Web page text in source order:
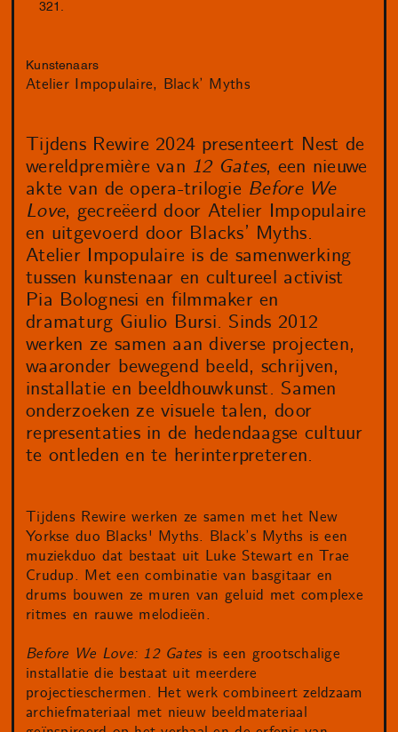
321.
Kunstenaars
Atelier Impopulaire Black’ Myths
Tijdens Rewire 2024 presenteert Nest de
wereldpremière van 12 Gates, een nieuwe
akte van de opera-trilogie Before We
Love, gecreëerd door Atelier Impopulaire
en uitgevoerd door Blacks’ Myths.
Atelier Impopulaire is de samenwerking
tussen kunstenaar en cultureel activist
Pia Bolognesi en filmmaker en
dramaturg Giulio Bursi. Sinds 2012
werken ze samen aan diverse projecten,
waaronder bewegend beeld, schrijven,
installatie en beeldhouwkunst. Samen
onderzoeken ze visuele talen, door
representaties in de hedendaagse cultuur
te ontleden en te herinterpreteren.
Tijdens Rewire werken ze samen met het New
Yorkse duo Blacks' Myths. Black’s Myths is een
muziekduo dat bestaat uit Luke Stewart en Trae
Crudup. Met een combinatie van basgitaar en
drums bouwen ze muren van geluid met complexe
ritmes en rauwe melodieën.
Before We Love: 12 Gates is een grootschalige
installatie die bestaat uit meerdere
projectieschermen. Het werk combineert zeldzaam
archiefmateriaal met nieuw beeldmateriaal